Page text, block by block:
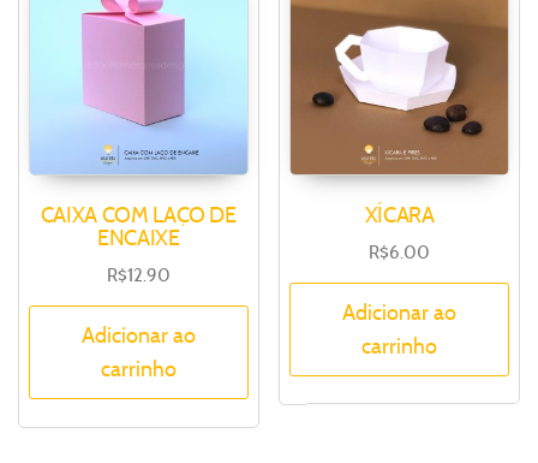
CAIXA COM LAÇO DE
ENCAIXE
R$12.90
Adicionar ao
carrinho
XÍCARA
R$6.00
Adicionar ao
carrinho